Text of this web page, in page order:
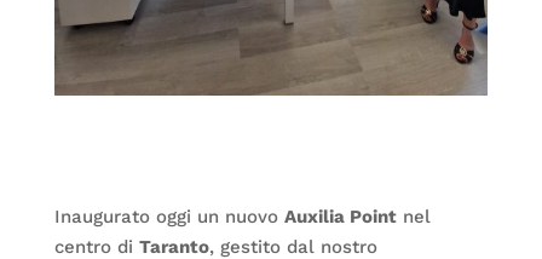
Inaugurato oggi un nuovo Auxilia Pointnel
centro di Taranto, gestito dal nostro